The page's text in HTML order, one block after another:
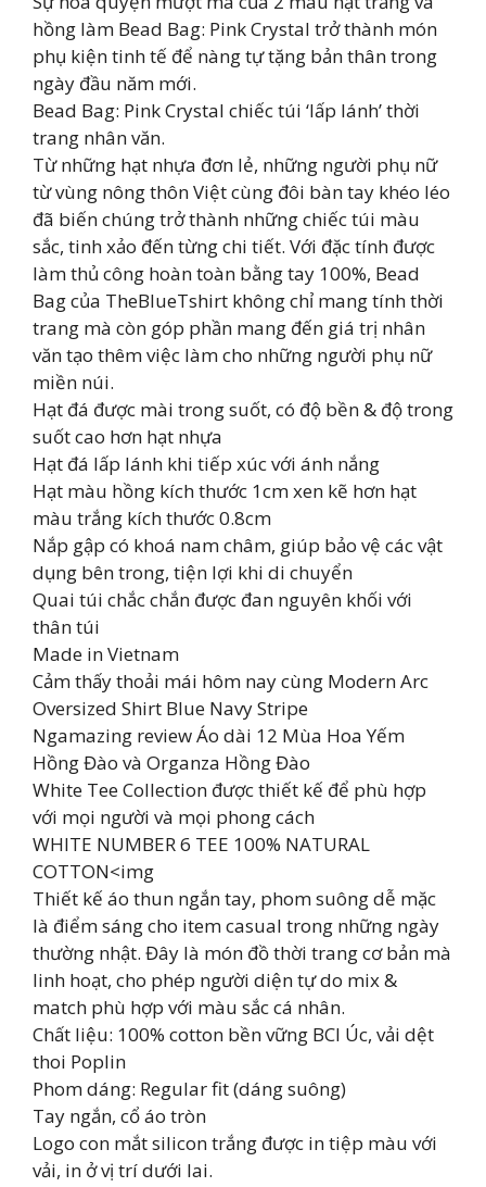
hồng làm Bead Bag: Pink Crystal trở thành món
phụ kiện tinh tế để nàng tự tặng bản thân trong
ngày đầu năm mới.
Bead Bag: Pink Crystal chiếc túi ‘lấp lánh’ thời
trang nhân văn.
Từ những hạt nhựa đơn lẻ, những người phụ nữ
từ vùng nông thôn Việt cùng đôi bàn tay khéo léo
đã biến chúng trở thành những chiếc túi màu
sắc, tinh xảo đến từng chi tiết. Với đặc tính được
làm thủ công hoàn toàn bằng tay 100%, Bead
Bag của TheBlueTshirt không chỉ mang tính thời
trang mà còn góp phần mang đến giá trị nhân
văn tạo thêm việc làm cho những người phụ nữ
miền núi.
Hạt đá được mài trong suốt, có độ bền & độ trong
suốt cao hơn hạt nhựa
Hạt đá lấp lánh khi tiếp xúc với ánh nắng
Hạt màu hồng kích thước 1cm xen kẽ hơn hạt
màu trắng kích thước 0.8cm
Nắp gập có khoá nam châm, giúp bảo vệ các vật
dụng bên trong, tiện lợi khi di chuyển
Quai túi chắc chắn được đan nguyên khối với
thân túi
Made in Vietnam
Cảm thấy thoải mái hôm nay cùng Modern Arc
Oversized Shirt Blue Navy Stripe
Ngamazing review Áo dài 12 Mùa Hoa Yếm
Hồng Đào và Organza Hồng Đào
White Tee Collection được thiết kế để phù hợp
với mọi người và mọi phong cách
WHITE NUMBER 6 TEE 100% NATURAL
COTTON<img
Thiết kế áo thun ngắn tay, phom suông dễ mặc
là điểm sáng cho item casual trong những ngày
thường nhật. Đây là món đồ thời trang cơ bản mà
linh hoạt, cho phép người diện tự do mix &
match phù hợp với màu sắc cá nhân.
Chất liệu: 100% cotton bền vững BCI Úc, vải dệt
thoi Poplin
Phom dáng: Regular fit (dáng suông)
Tay ngắn, cổ áo tròn
Logo con mắt silicon trắng được in tiệp màu với
vải, in ở vị trí dưới lai.